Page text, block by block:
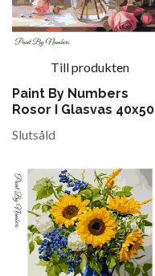
Till produkten
Paint By Numbers
Rosor I Glasvas 40x50
Slutsåld